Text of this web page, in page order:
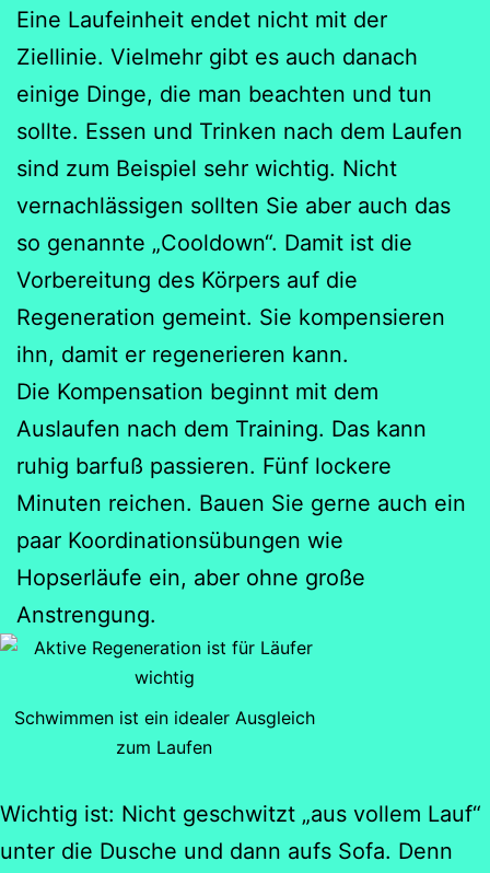
Eine Laufeinheit endet nicht mit der
Ziellinie. Vielmehr gibt es auch danach
einige Dinge, die man beachten und tun
sollte. Essen und Trinken nach dem Laufen
sind zum Beispiel sehr wichtig. Nicht
vernachlässigen sollten Sie aber auch das
so genannte „Cooldown“. Damit ist die
Vorbereitung des Körpers auf die
Regeneration gemeint. Sie kompensieren
ihn, damit er regenerieren kann.
Die Kompensation beginnt mit dem
Auslaufen nach dem Training. Das kann
ruhig barfuß passieren. Fünf lockere
Minuten reichen. Bauen Sie gerne auch ein
paar Koordinationsübungen wie
Hopserläufe ein, aber ohne große
Anstrengung.
Schwimmen ist ein idealer Ausgleich
zum Laufen
Wichtig ist: Nicht geschwitzt „aus vollem Lauf“
unter die Dusche und dann aufs Sofa. Denn